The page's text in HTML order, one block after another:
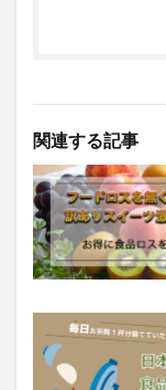
関連する記事